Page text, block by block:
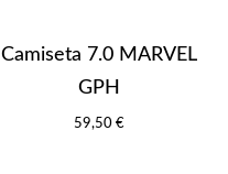
Camiseta 7.0 MARVEL
GPH
59,50 €